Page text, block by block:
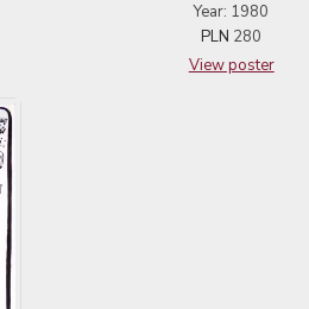
Year: 1980
PLN 280
View poster